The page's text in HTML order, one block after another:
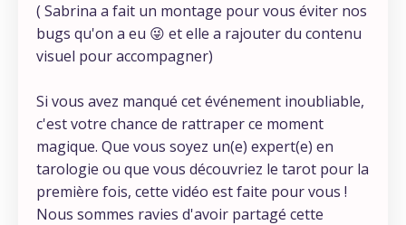
( Sabrina a fait un montage pour vous éviter nos
bugs qu'on a eu 😜 et elle a rajouter du contenu
visuel pour accompagner)
Si vous avez manqué cet événement inoubliable,
c'est votre chance de rattraper ce moment
magique. Que vous soyez un(e) expert(e) en
tarologie ou que vous découvriez le tarot pour la
première fois, cette vidéo est faite pour vous !
Nous sommes ravies d'avoir partagé cette